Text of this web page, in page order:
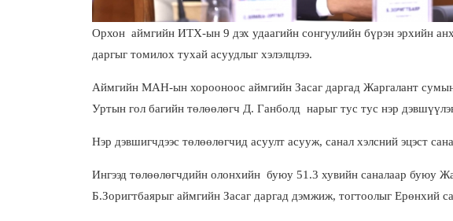
Орхон аймгийн ИТХ-ын 9 дэх удаагийн сонгуулийн бүрэн эрхийн
даргыг томилох тухай асуудлыг хэлэлцлээ.
Аймгийн МАН-ын хорооноос аймгийн Засаг даргад Жаргалант
Уртын гол багийн төлөөлөгч Д. Ганболд нарыг тус тус нэр
Нэр дэвшигчдээс төлөөлөгчид асуулт асууж, санал хэлсний эцэст
Ингээд төлөөлөгчдийн олонхийн буюу 51.3 хувийн саналаар буюу
Б.Зоригтбаярыг аймгийн Засаг даргад дэмжиж, тогтоолыг Ерөнхий